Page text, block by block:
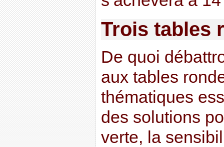
Trois tables
De quoi
aux tables
thématiques
des solutions
verte, la